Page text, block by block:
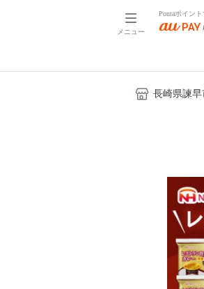
メニュー
Pontaポイン
長崎県諫早